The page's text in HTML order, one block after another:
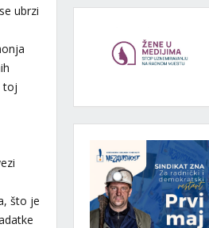
ubrzi
toj
što je